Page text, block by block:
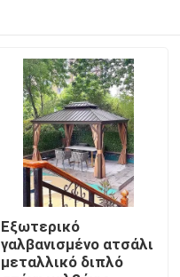
Εξωτερικό
γαλβανισμένο ατσάλι
μεταλλικό διπλό